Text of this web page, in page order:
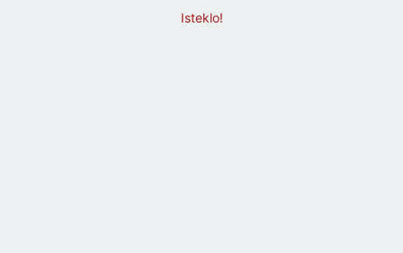
Isteklo!